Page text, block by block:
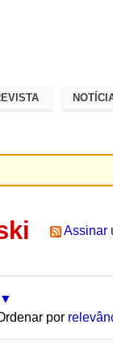
Assinar
por